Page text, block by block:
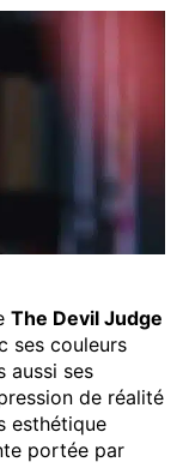
The Devil Judge
ses couleurs
aussi ses
de réalité
esthétique
portée par